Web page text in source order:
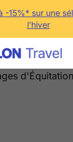
-15%* sur une
l'hiver